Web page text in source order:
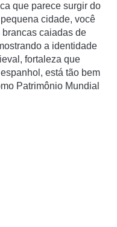
que parece surgir do
cidade, você
caiadas de
a identidade
fortaleza que
está tão bem
Patrimônio Mundial